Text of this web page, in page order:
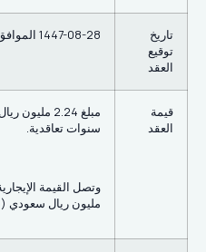
تاريخ
توقيع
العقد
1447-08-28 الموافق 2026-02-16
قيمة
العقد
سنوات تعاقدية.
مليون ريال سعودي